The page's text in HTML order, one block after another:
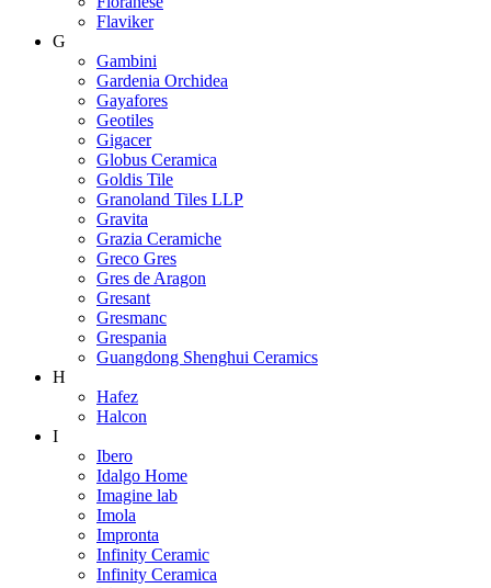
Flaviker
G
Gambini
Gardenia Orchidea
Gayafores
Geotiles
Gigacer
Globus Ceramica
Goldis Tile
Granoland Tiles LLP
Gravita
Grazia Ceramiche
Greco Gres
Gres de Aragon
Gresant
Gresmanc
Grespania
Guangdong Shenghui Ceramics
H
Hafez
Halcon
I
Ibero
Idalgo Home
Imagine lab
Imola
Impronta
Infinity Ceramic
Infinity Ceramica